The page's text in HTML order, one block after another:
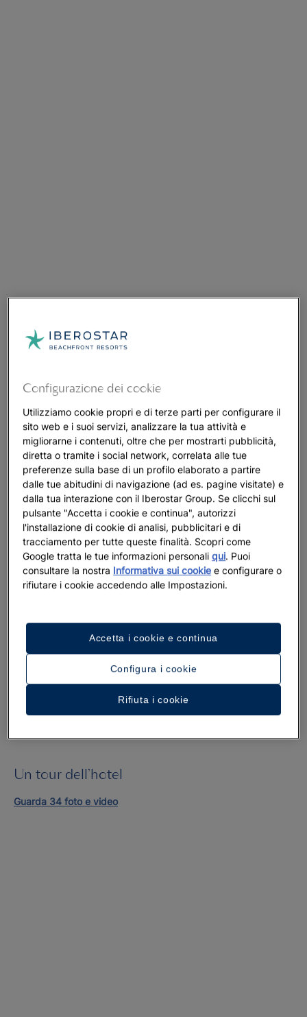
Un tour dell’hotel
Guarda 34 foto e video
Configurazione dei cookie
Utilizziamo cookie propri e di terze parti per configurare il
sito web e i suoi servizi, analizzare la tua attività e
migliorarne i contenuti, oltre che per mostrarti pubblicità,
diretta o tramite i social network, correlata alle tue
preferenze sulla base di un profilo elaborato a partire
dalle tue abitudini di navigazione (ad es. pagine visitate) e
dalla tua interazione con il Iberostar Group. Se clicchi sul
pulsante "Accetta i cookie e continua", autorizzi
l'installazione di cookie di analisi, pubblicitari e di
tracciamento per tutte queste finalità. Scopri come
Google tratta le tue informazioni personaliqui. Puoi
consultare la nostra Informativa sui cookie e configurare o
rifiutare i cookie accedendo alle Impostazioni.
Configura i cookie
Rifiuta i cookie
Accetta i cookie e continua